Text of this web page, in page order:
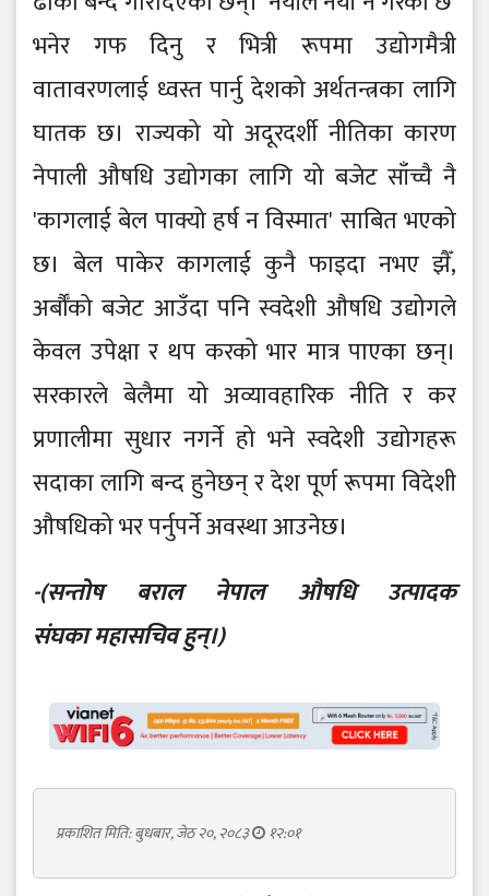
भनेर गफ दिनु र भित्री रूपमा उद्योगमैत्री
वातावरणलाई ध्वस्त पार्नु देशको अर्थतन्त्रका लागि
घातक छ। राज्यको यो अदूरदर्शी नीतिका कारण
नेपाली औषधि उद्योगका लागि यो बजेट साँच्चै नै
'कागलाई बेल पाक्यो हर्ष न विस्मात' साबित भएको
छ। बेल पाकेर कागलाई कुनै फाइदा नभए झैँ,
अर्बौँको बजेट आउँदा पनि स्वदेशी औषधि उद्योगले
केवल उपेक्षा र थप करको भार मात्र पाएका छन्।
सरकारले बेलैमा यो अव्यावहारिक नीति र कर
प्रणालीमा सुधार नगर्ने हो भने स्वदेशी उद्योगहरू
सदाका लागि बन्द हुनेछन् र देश पूर्ण रूपमा विदेशी
औषधिको भर पर्नुपर्ने अवस्था आउनेछ।
-(सन्तोष बराल नेपाल औषधि उत्पादक
संघका महासचिव हुन्।)
प्रकाशित मिति: बुधबार, जेठ २०, २०८३ १२:०१